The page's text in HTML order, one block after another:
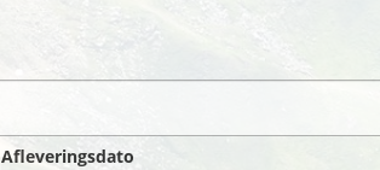
Afleveringsdato